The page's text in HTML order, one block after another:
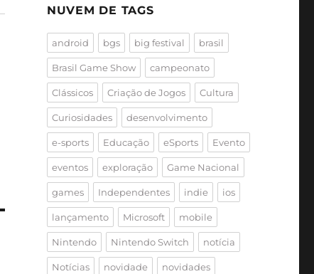
NUVEM DE TAGS
android bgs big festival brasil
Brasil Game Show campeonato
Clássicos Criação de Jogos Cultura
Curiosidades desenvolvimento
e-sports Educação eSports Evento
eventos exploração Game Nacional
games Independentes indie ios
lançamento Microsoft mobile
Nintendo Nintendo Switch notícia
Notícias novidade novidades